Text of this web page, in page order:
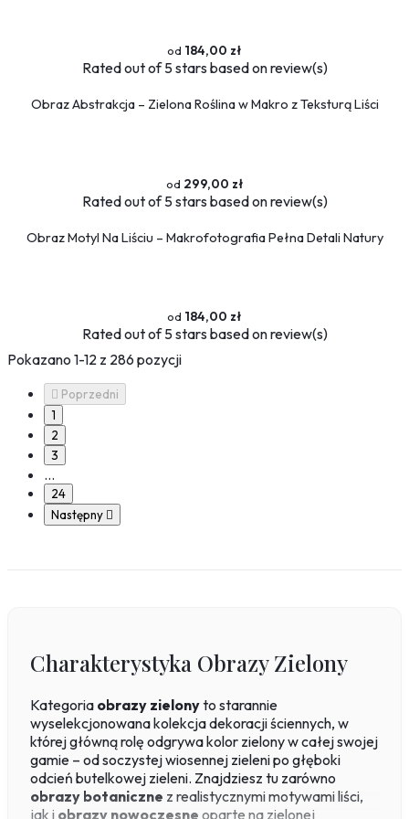
184,00 zł
Ratedout of 5 stars based onreview(s)
Obraz Abstrakcja – Zielona Roślina w Makro z Teksturą Liści
299,00 zł
Ratedout of 5 stars based onreview(s)
Obraz Motyl Na Liściu – Makrofotografia Pełna Detali Natury
184,00 zł
Ratedout of 5 stars based onreview(s)
Pokazano 1-12 z 286 pozycji
 Poprzedni
1
2
3
…
24
Następny 
Charakterystyka Obrazy Zielony
Kategoria obrazy zielonyto starannie
wyselekcjonowana kolekcja dekoracji ściennych, w
której główną rolę odgrywa kolor zielony w całej swojej
gamie – od soczystej wiosennej zieleni po głęboki
odcień butelkowej zieleni. Znajdziesz tu zarówno
obrazy botaniczne z realistycznymi motywami liści,
jak i obrazy nowoczesne oparte na zielonej